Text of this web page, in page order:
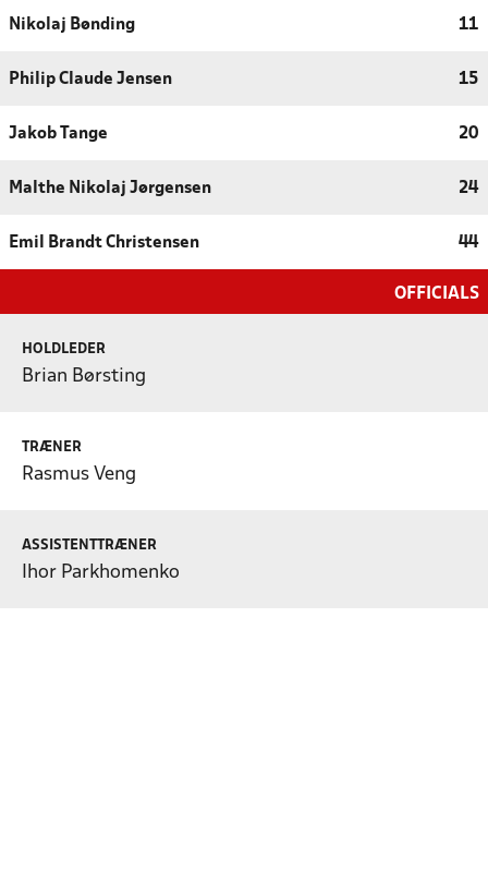
Nikolaj Bønding 11
Philip Claude Jensen 15
Jakob Tange 20
Malthe Nikolaj Jørgensen 24
Emil Brandt Christensen 44
OFFICIALS
HOLDLEDER
Brian Børsting
TRÆNER
Rasmus Veng
ASSISTENTTRÆNER
Ihor Parkhomenko